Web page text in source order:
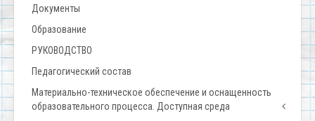
Документы
Образование
РУКОВОДСТВО
Педагогический состав
Материально-техническое обеспечение и оснащенность
образовательного процесса. Доступная среда